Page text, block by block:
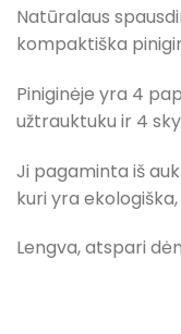
Natūralaus
kompaktiška
Piniginėje yra 4
užtrauktuku ir 4
Ji pagaminta iš
kuri yra
Lengva, atspari